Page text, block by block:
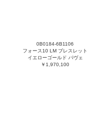
0B0184-6B1106
フォース10 LM ブレスレット
イエローゴールド パヴェ
￥1,970,100